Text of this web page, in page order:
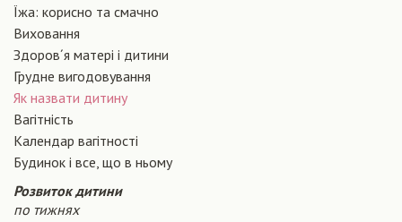
Їжа: корисно та смачно
Виховання
Здоров´я матері і дитини
Грудне вигодовування
Як назвати дитину
Вагiтнiсть
Календар вагітності
Будинок і все, що в ньому
Розвиток дитини
по тижнях